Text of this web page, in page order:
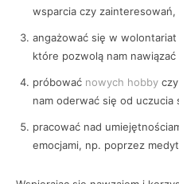
wsparcia czy zainteresowań,
angażować się w wolontariat
które pozwolą nam
próbować nowych hobby
nam oderwać się od uczucia
pracować nad
emocjami, np. poprzez